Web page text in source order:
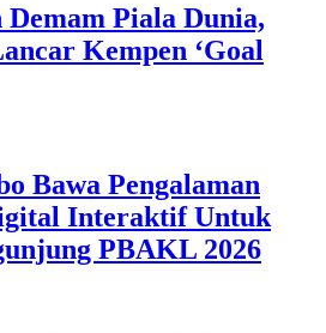
Demam Piala Dunia,
Kempen ‘Goal
Bawa Pengalaman
Interaktif Untuk
PBAKL 2026